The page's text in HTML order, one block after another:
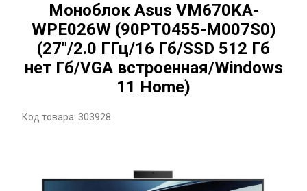
Моноблок Asus VM670KA-
WPE026W (90PT0455-M007S0)
(27"/2.0 ГГц/16 Гб/SSD 512 Гб
нет Гб/VGA встроенная/Windows
11 Home)
Код товара: 303928